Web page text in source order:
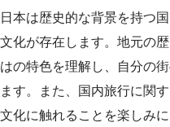
日本は歴史的な背景を持つ
文化が存在します。地元の
はの特色を理解し、自分の
ます。また、国内旅行に関
文化に触れることを楽しみ